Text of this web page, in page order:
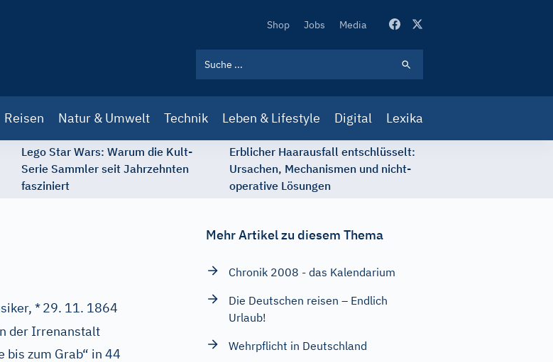
Secondary
Shop Jobs Media
Reisen Natur & Umwelt Technik Leben & Lifestyle Digital Lexika
Lego Star Wars: Warum die Kult-
Serie Sammler seit Jahrzehnten
fasziniert
Erblicher Haarausfall entschlüsselt:
Ursachen, Mechanismen und nicht-
operative Lösungen
*29. 11. 1864
der Irrenanstalt
bis zum Grab“ in 44
Mehr Artikel zu diesem Thema
Chronik 2008 - das Kalendarium
Die Deutschen reisen – Endlich
Urlaub!
Wehrpflicht in Deutschland